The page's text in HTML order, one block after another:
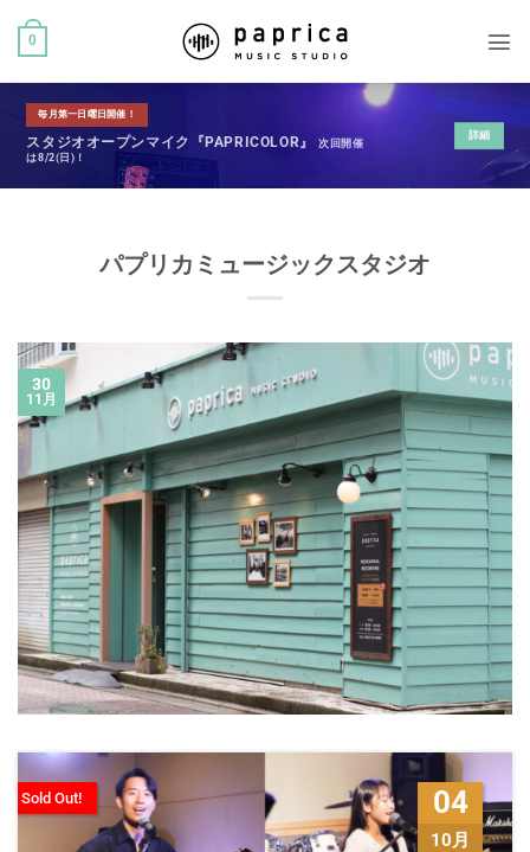
0
毎月第一日曜日開催！
スタジオオープンマイク『PAPRICOLOR』次回開催
は8/2(日)！
詳細
パプリカミュージックスタジオ
30
11月
04
10月
Sold Out!